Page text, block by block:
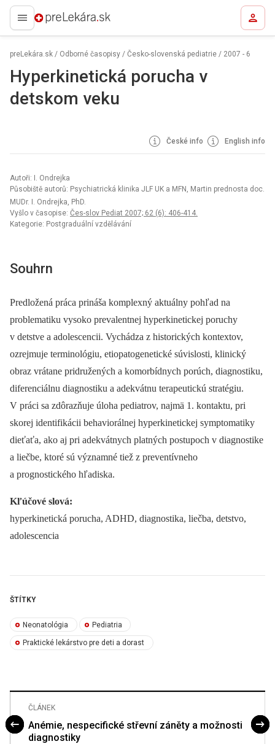
preLekára.sk
preLekára.sk / Odborné časopisy / Česko-slovenská pediatrie / 2007 - 6
Hyperkinetická porucha v
detskom veku
České info English info
Autoři: I. Ondrejka
Působiště autorů: Psychiatrická klinika JLF UK a MFN, Martin prednosta doc.
MUDr. I. Ondrejka, PhD.
Vyšlo v časopise: Čes-slov Pediat 2007; 62 (6): 406-414.
Kategorie: Postgraduální vzdělávání
Souhrn
Predložená práca prináša komplexný aktuálny pohľad na
problematiku vysoko prevalentnej hyperkinetickej poruchy
v detstve a adolescencii. Vychádza z historických kontextov,
ozrejmuje terminológiu, etiopatogenetické súvislosti, klinický
obraz vrátane pridružených a komorbídnych porúch, diagnostiku,
diferenciálnu diagnostiku a adekvátnu terapeutickú stratégiu.
V práci sa zdôrazňuje úloha pediatrov, najmä 1. kontaktu, pri
skorej identifikácii behaviorálnej hyperkinetickej symptomatiky
dieťaťa, ako aj pri adekvátnych platných postupoch v diagnostike
a liečbe, ktoré sú významné tiež z preventívneho
a prognostického hľadiska.
Kľúčové slová:
hyperkinetická porucha, ADHD, diagnostika, liečba, detstvo,
adolescencia
ŠTÍTKY
Neonatológia Pediatria
Praktické lekárstvo pre deti a dorast
ČLÁNEK
Anémie, nespecifické střevní záněty a možnosti
diagnostiky